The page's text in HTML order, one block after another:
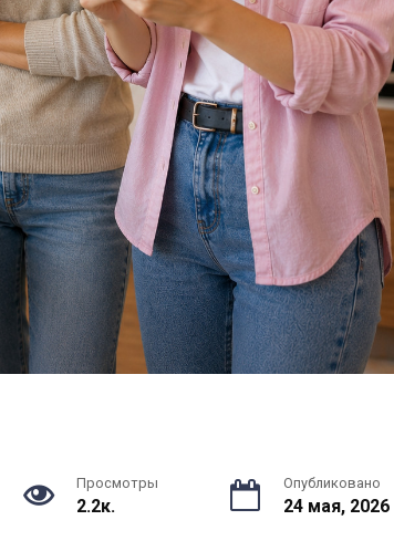
Просмотры
2.2к.
Опубликовано
24 мая, 2026